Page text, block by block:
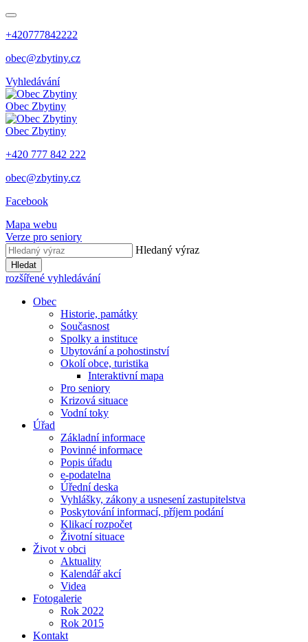
+420777842222
obec@zbytiny.cz
Vyhledávání
Obec Zbytiny
Obec Zbytiny
+420 777 842 222
obec@zbytiny.cz
Facebook
Mapa webu
Verze pro seniory
Hledaný výraz
Hledat
rozšířené vyhledávání
Obec
Historie, památky
Současnost
Spolky a instituce
Ubytování a pohostinství
Okolí obce, turistika
Interaktivní mapa
Pro seniory
Krizová situace
Vodní toky
Úřad
Základní informace
Povinné informace
Popis úřadu
e-podatelna
Úřední deska
Vyhlášky, zákony a usnesení zastupitelstva
Poskytování informací, příjem podání
Klikací rozpočet
Životní situace
Život v obci
Aktuality
Kalendář akcí
Videa
Fotogalerie
Rok 2022
Rok 2015
Kontakt